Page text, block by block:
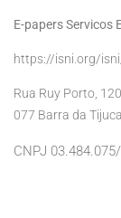
E-papers Servicos
https://isni.org/
Rua Ruy Porto,
077 Barra da
CNPJ